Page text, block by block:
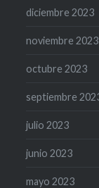
diciembre 2023
noviembre 2023
octubre 2023
septiembre
julio 2023
junio 2023
mayo 2023